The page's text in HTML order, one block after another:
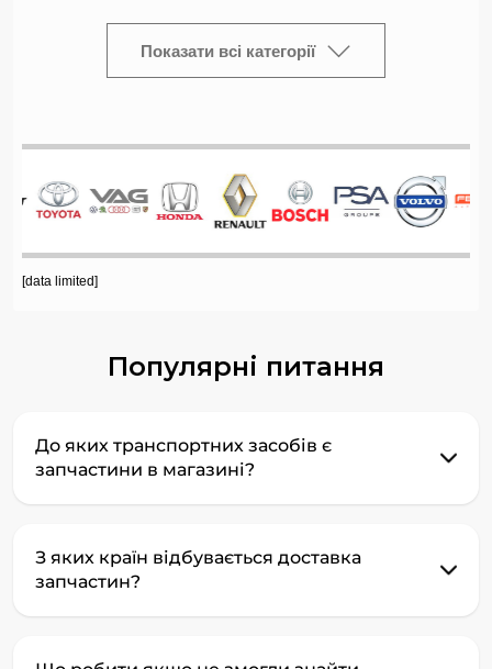
Показати всі категорії
[data limited]
Популярні питання
До яких транспортних засобів є
запчастини в магазині?
З яких країн відбувається доставка
запчастин?